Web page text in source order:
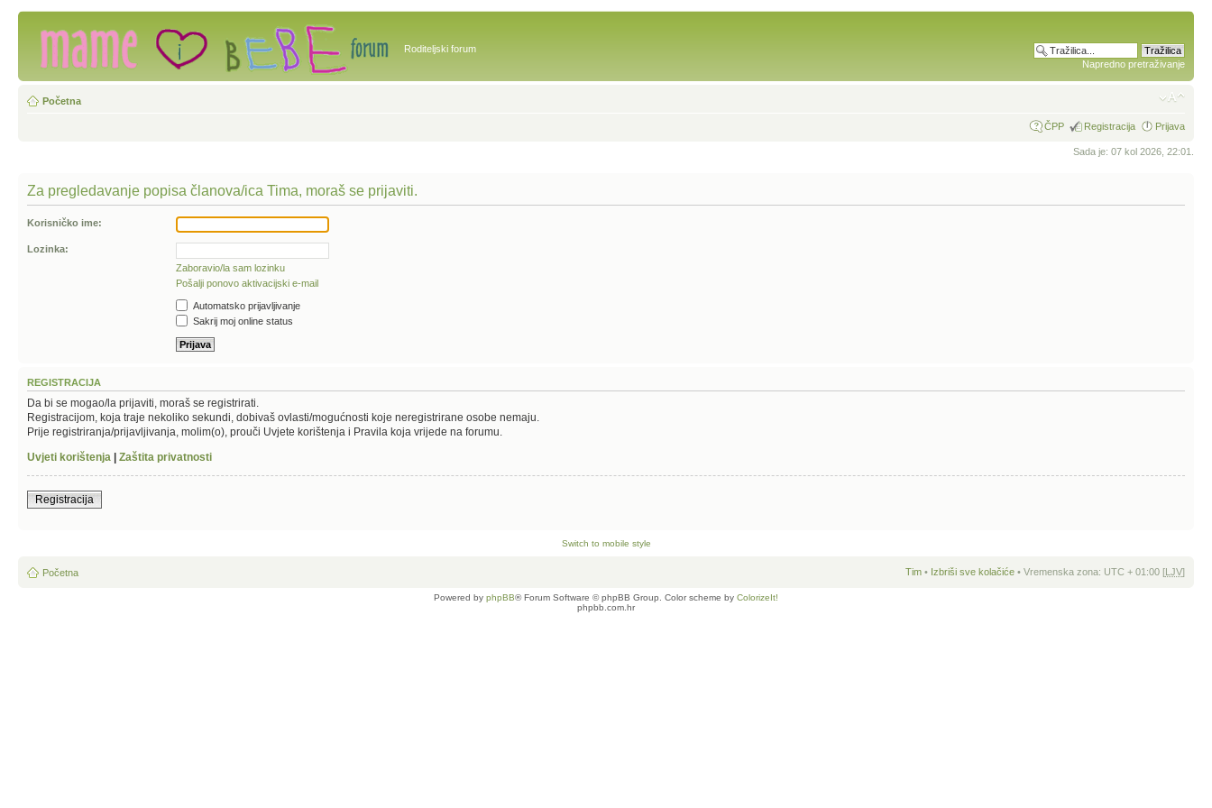
Roditeljski forum
Napredno pretraživanje
Početna
ČPP Registracija Prijava
Sada je: 07 kol 2026, 22:01.
Za pregledavanje popisa članova/ica Tima, moraš se prijaviti.
Korisničko ime:
Lozinka:
Zaboravio/la sam lozinku
Pošalji ponovo aktivacijski e-mail
Automatsko prijavljivanje
Sakrij moj online status
REGISTRACIJA
Da bi se mogao/la prijaviti, moraš se registrirati.
Registracijom, koja traje nekoliko sekundi, dobivaš ovlasti/mogućnosti koje neregistrirane osobe nemaju.
Prije registriranja/prijavljivanja, molim(o), prouči Uvjete korištenja i Pravila koja vrijede na forumu.
Uvjeti korištenja
Zaštita privatnosti
Registracija
Switch to mobile style
Početna Tim • Izbriši sve kolačiće • Vremenska zona: UTC + 01:00 [LJV]
Powered by phpBB® Forum Software © phpBB Group. Color scheme by ColorizeIt!
phpbb.com.hr